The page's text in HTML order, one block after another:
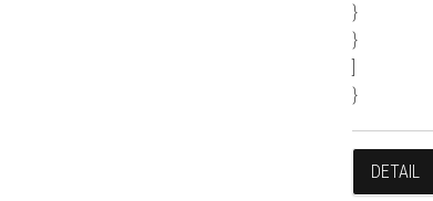
}
}
]
}
DETAIL